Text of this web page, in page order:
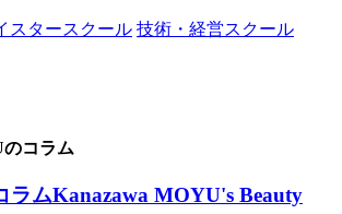
スタースクール 技術・経営スクール
コラム
ラムKanazawa MOYU's Beauty